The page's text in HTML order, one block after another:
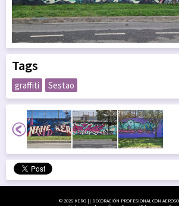
Tags
graffiti Sestao
© 2026 KERO || DECORACIÓN PROFESIONAL CON